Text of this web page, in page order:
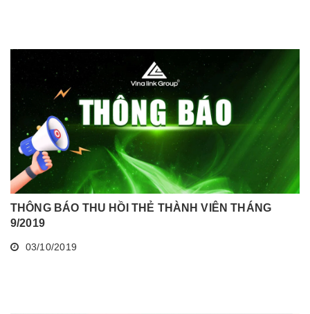
THÔNG BÁO THU HỒI THẺ THÀNH VIÊN THÁNG
9/2019
03/10/2019